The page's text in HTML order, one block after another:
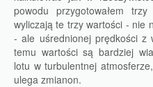
powodu przygotowałem
wyliczają te trzy wartości - nie
- ale uśrednionej prędkości z
temu wartości są bardziej
lotu w turbulentnej
ulega zmianon.